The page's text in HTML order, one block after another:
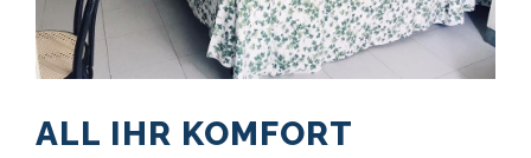
ALL IHR KOMFORT